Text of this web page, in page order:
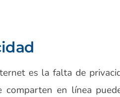
es la falta de
en línea